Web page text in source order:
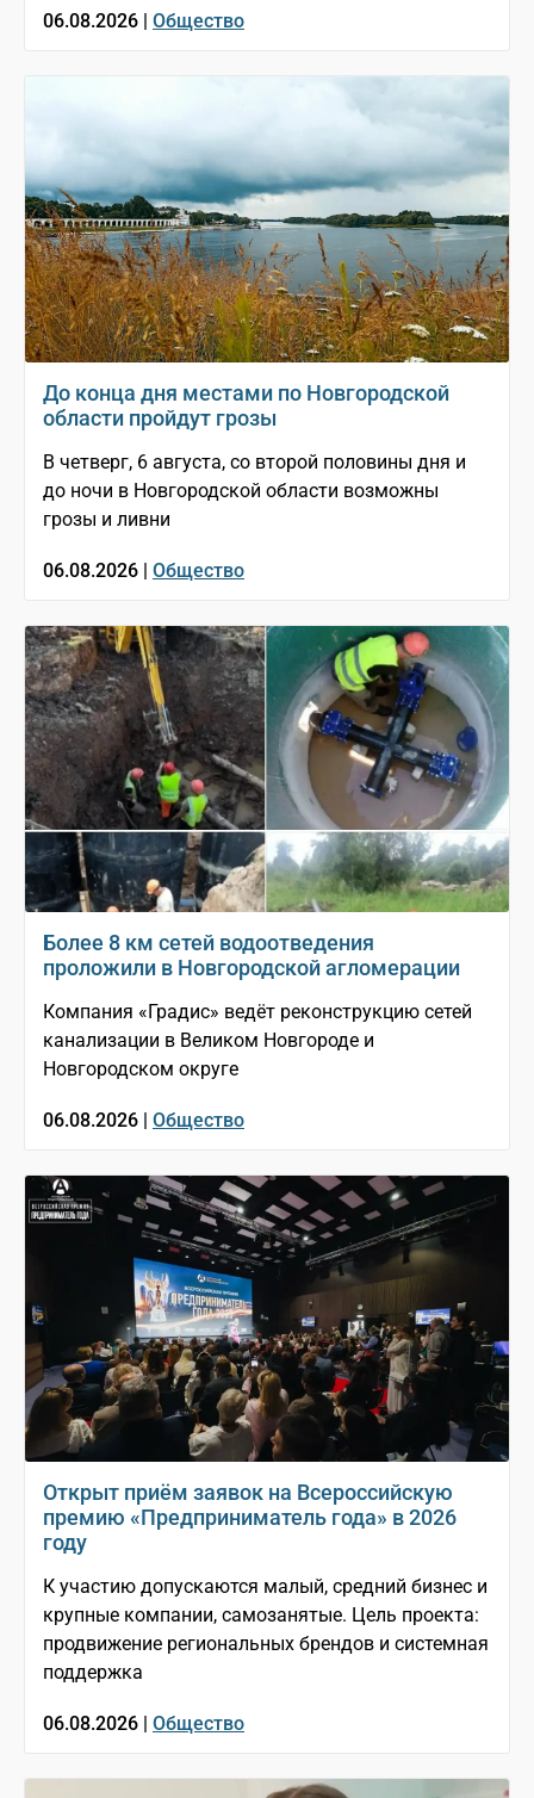
06.08.2026 | Общество
До конца дня местами по Новгородской
области пройдут грозы
В четверг, 6 августа, со второй половины дня и
до ночи в Новгородской области возможны
грозы и ливни
06.08.2026 | Общество
Более 8 км сетей водоотведения
проложили в Новгородской агломерации
Компания «Градис» ведёт реконструкцию сетей
канализации в Великом Новгороде и
Новгородском округе
06.08.2026 | Общество
Открыт приём заявок на Всероссийскую
премию «Предприниматель года» в 2026
году
К участию допускаются малый, средний бизнес и
крупные компании, самозанятые. Цель проекта:
продвижение региональных брендов и системная
поддержка
06.08.2026 | Общество